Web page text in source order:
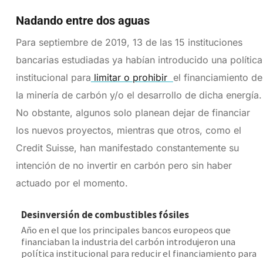
Nadando entre dos aguas
Para septiembre de 2019, 13 de las 15 instituciones
bancarias estudiadas ya habían introducido una política
institucional para limitar o prohibir el financiamiento de
la minería de carbón y/o el desarrollo de dicha energía.
No obstante, algunos solo planean dejar de financiar
los nuevos proyectos, mientras que otros, como el
Credit Suisse, han manifestado constantemente su
intención de no invertir en carbón pero sin haber
actuado por el momento.